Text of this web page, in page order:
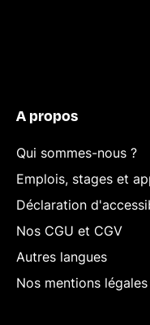
A propos
Qui sommes-nous ?
Emplois, stages et
Déclaration
Nos CGU et CGV
Autres langues
Nos mentions légales